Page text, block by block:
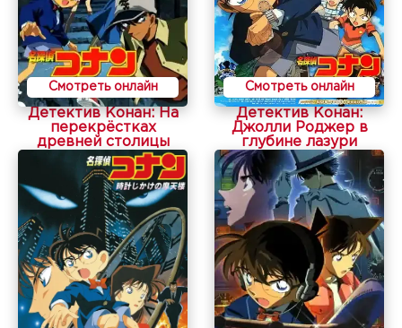
Смотреть онлайн
Детектив Конан: На
перекрёстках
древней столицы
Смотреть онлайн
Детектив Конан:
Джолли Роджер в
глубине лазури